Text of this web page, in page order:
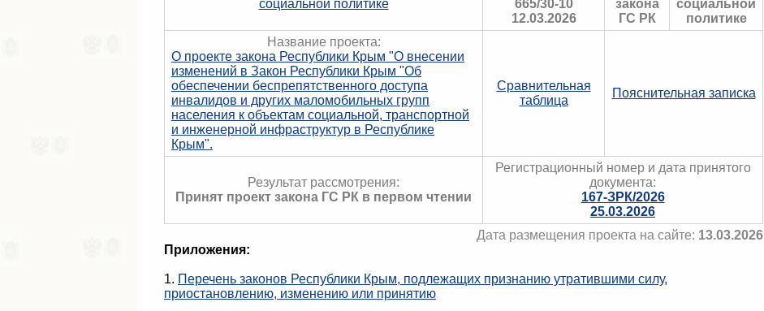
Управление делами ГС РК
Поиск депутата по округу
Статистика законотворчества
социальной политике
665/30-10
12.03.2026
закона
ГС РК
социальной
политике
Название проекта:
О проекте закона Республики Крым "О внесении
изменений в Закон Республики Крым "Об
обеспечении беспрепятственного доступа
инвалидов и других маломобильных групп
населения к объектам социальной, транспортной
и инженерной инфраструктур в Республике
Крым".
Сравнительная
таблица
Пояснительная записка
Результат рассмотрения:
Принят проект закона ГС РК в первом чтении
Регистрационный номер и дата принятого
документа:
167-ЗРК/2026
25.03.2026
Дата размещения проекта на сайте: 13.03.2026
Приложения:
1. Перечень законов Республики Крым, подлежащих признанию утратившими силу,
приостановлению, изменению или принятию